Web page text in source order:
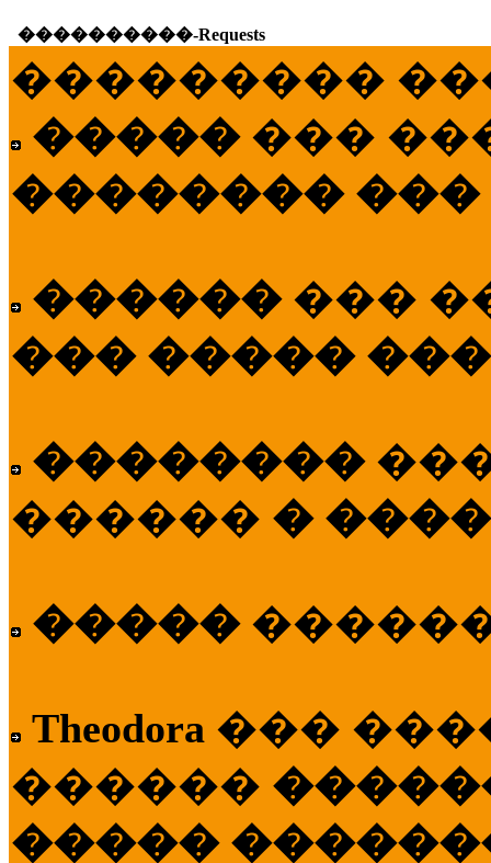
����������-Requests
���������
����� ���
�������� ���
������ ���
��� �����
��������
������ �
�����
Theodora ���
������
�����